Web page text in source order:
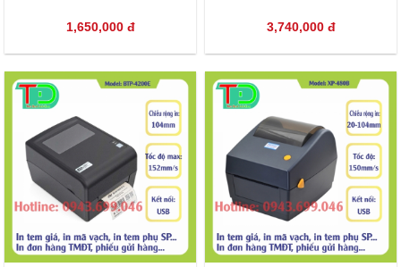
1,650,000 đ 3,740,000 đ